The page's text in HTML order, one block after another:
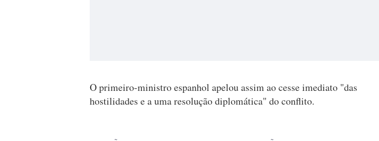
O primeiro-ministro espanhol apelou assim ao cesse imediato "das
hostilidades e a uma resolução diplomática" do conflito.